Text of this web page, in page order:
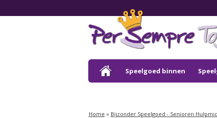
Speelgoed binnen
Home » Bijzonder Speelgoed - Senioren